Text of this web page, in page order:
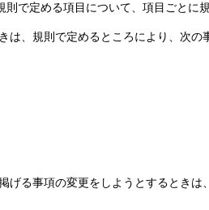
則で定める項目について、項目ごとに
、規則で定めるところにより、次の
げる事項の変更をしようとするときは